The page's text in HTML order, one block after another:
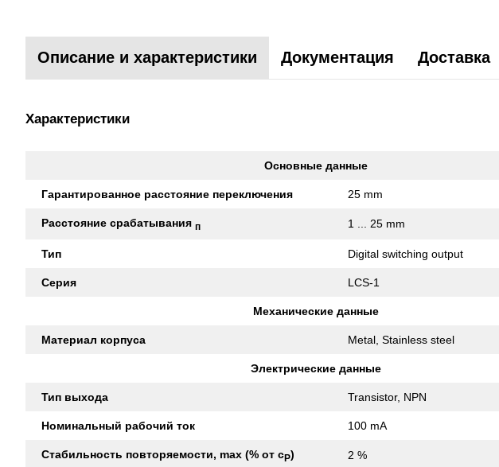
Описание и характеристики Документация Доставка
Характеристики
Основные данные
Гарантированное расстояние переключения 25 mm
Расстояние срабатывания п 1 ... 25 mm
Тип Digital switching output
Серия LCS-1
Механические данные
Материал корпуса Metal, Stainless steel
Электрические данные
Тип выхода Transistor, NPN
Номинальный рабочий ток 100 mA
Стабильность повторяемости, max (% от сР) 2 %